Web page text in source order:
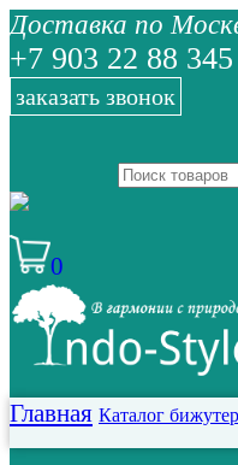
Доставка по
+7 903 22 88 345
заказать звонок
0
Главная Каталог